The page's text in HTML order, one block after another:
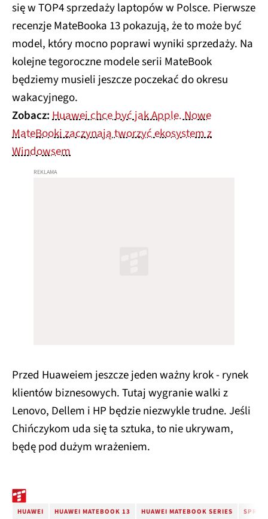
się w TOP4 sprzedaży laptopów w Polsce. Pierwsze
recenzje MateBooka 13 pokazują, że to może być
model, który mocno poprawi wyniki sprzedaży. Na
kolejne tegoroczne modele serii MateBook
będziemy musieli jeszcze poczekać do okresu
wakacyjnego.
Zobacz:Huawei chce być jak Apple. Nowe
MateBooki zaczynają tworzyć ekosystem z
Windowsem
Przed Huaweiem jeszcze jeden ważny krok - rynek
klientów biznesowych. Tutaj wygranie walki z
Lenovo, Dellem i HP będzie niezwykle trudne. Jeśli
Chińczykom uda się ta sztuka, to nie ukrywam,
będę pod dużym wrażeniem.
HUAWEI HUAWEI MATEBOOK 13 HUAWEI MATEBOOK SERIES